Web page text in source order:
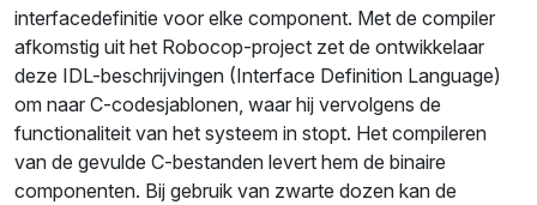
interfacedefinitie voor elke component. Met de compiler
afkomstig uit het Robocop-project zet de ontwikkelaar
deze IDL-beschrijvingen (Interface Definition Language)
om naar C-codesjablonen, waar hij vervolgens de
functionaliteit van het systeem in stopt. Het compileren
van de gevulde C-bestanden levert hem de binaire
componenten. Bij gebruik van zwarte dozen kan de